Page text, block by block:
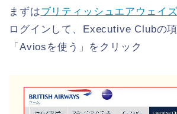
まずはブリティッシュエアウェイ
ログインして、Executive Clubの
「Aviosを使う」をクリック